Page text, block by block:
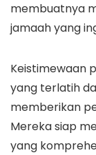
membuatnya
jamaah yang
Keistimewaan
yang terlatih
memberikan
Mereka siap
yang